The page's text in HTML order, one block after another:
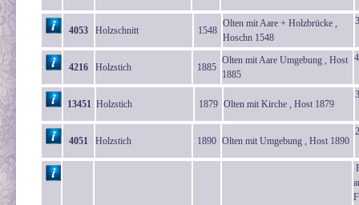
4053 Holzschnitt 1548
Olten mit Aare + Holzbrücke ,
Hoschn 1548
4216 Holzstich 1885
Olten mit Aare Umgebung , Host
1885
13451 Holzstich 1879 Olten mit Kirche , Host 1879
4051 Holzstich 1890 Olten mit Umgebung , Host 1890